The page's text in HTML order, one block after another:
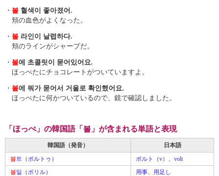
・ 볼 혈색이 좋아졌어.
頬の血色がよくなった。
・ 볼 라인이 날렵하다.
頬のラインがシャープだ。
・ 볼에 초콜릿이 묻어있어요.
ほっぺたにチョコレートがついていますよ。
・ 볼에 뭐가 묻어서 거울로 확인했어요.
ほっぺたに何かついているので、鏡で確認しました。
「ほっぺ」の韓国語「볼」が含まれる単語と表現
韓国語（発音）
日本語
볼트（ポルトゥ）
ボルト（v）、volt
볼일（ポリル）
用事、用足し